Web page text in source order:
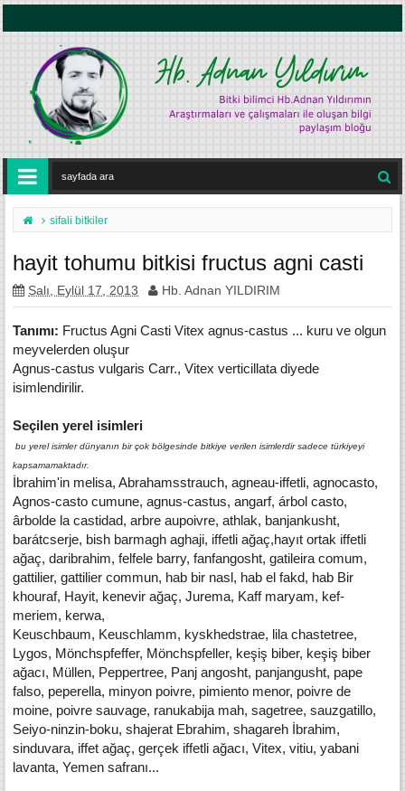
sifali bitkiler
hayit tohumu bitkisi fructus agni casti
Salı, Eylül 17, 2013 Hb. Adnan YILDIRIM
Tanımı: Fructus Agni Casti Vitex agnus-castus ... kuru ve olgun
meyvelerden oluşur
Agnus-castus vulgaris Carr., Vitex verticillata diyede
isimlendirilir.
Seçilen yerel isimleri
bu yerel isimler dünyanın bir çok bölgesinde bitkiye verilen isimlerdir sadece türkiyeyi
kapsamamaktadır.
İbrahim'in melisa, Abrahamsstrauch, agneau-iffetli, agnocasto,
Agnos-casto cumune, agnus-castus, angarf, árbol casto,
ârbolde la castidad, arbre aupoivre, athlak, banjankusht,
barátcserje, bish barmagh aghaji, iffetli ağaç,hayıt ortak iffetli
ağaç, daribrahim, felfele barry, fanfangosht, gatileira comum,
gattilier, gattilier commun, hab bir nasl, hab el fakd, hab Bir
khouraf, Hayit, kenevir ağaç, Jurema, Kaff maryam, kef-
meriem, kerwa,
Keuschbaum, Keuschlamm, kyskhedstrae, lila chastetree,
Lygos, Mönchspfeffer, Mönchspfeller, keşiş biber, keşiş biber
ağacı, Müllen, Peppertree, Panj angosht, panjangusht, pape
falso, peperella, minyon poivre, pimiento menor, poivre de
moine, poivre sauvage, ranukabija mah, sagetree, sauzgatillo,
Seiyo-ninzin-boku, shajerat Ebrahim, shagareh İbrahim,
sinduvara, iffet ağaç, gerçek iffetli ağacı, Vitex, vitiu, yabani
lavanta, Yemen safranı...